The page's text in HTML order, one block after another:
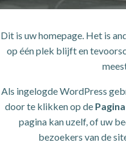
Dit is uw homepage. Het is
op één plek blijft en
Als ingelogde WordPress
door te klikken op de
pagina kan uzelf, of uw
bezoekers van de